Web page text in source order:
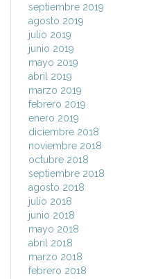
septiembre 2019
agosto 2019
julio 2019
junio 2019
mayo 2019
abril 2019
marzo 2019
febrero 2019
enero 2019
diciembre 2018
noviembre 2018
octubre 2018
septiembre 2018
agosto 2018
julio 2018
junio 2018
mayo 2018
abril 2018
marzo 2018
febrero 2018